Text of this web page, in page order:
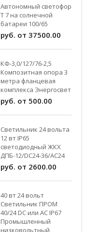
Автономный светофор
Т 7 на солнечной
батареи 100/65
руб. от 37500.00
КФ-3,0/127/76-2,5
Композитная опора 3
метра фланцевая
комплекса Энергосвет
руб. от 500.00
Светильник 24 вольта
12 вт IP65
светодиодный ЖКХ
ДПБ-12/DC24-36/АС24
руб. от 2600.00
40 вт 24 вольт
Светильник ПРОМ
40/24 DC или AC IP67
Промышленный
низковольтный